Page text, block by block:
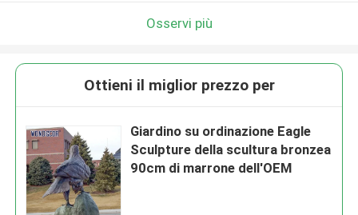
Osservi più
Ottieni il miglior prezzo per
Giardino su ordinazione Eagle
Sculpture della scultura bronzea
90cm di marrone dell'OEM